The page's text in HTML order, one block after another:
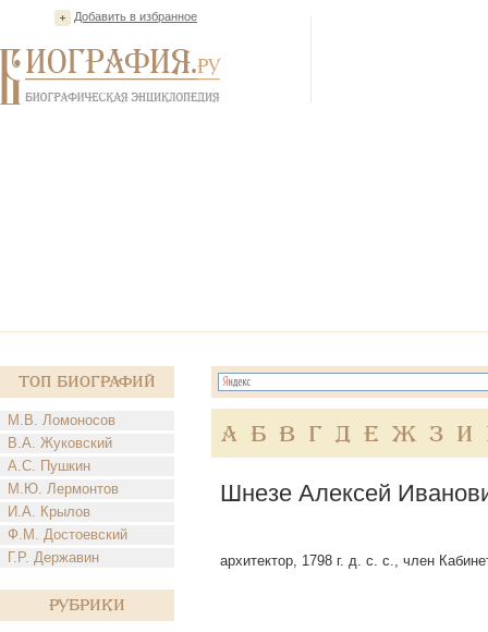
Добавить в избранное
Топ Биографий
М.В. Ломоносов
В.А. Жуковский
А.С. Пушкин
М.Ю. Лермонтов
И.А. Крылов
Ф.М. Достоевский
Г.Р. Державин
Рубрики
А Б В Г Д Е Ж З И
Шнезе Алексей
архитектор, 1798 г. д. с. с., член